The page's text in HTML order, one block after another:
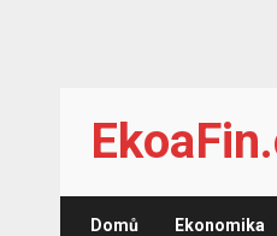
content
Domů Ekonomika